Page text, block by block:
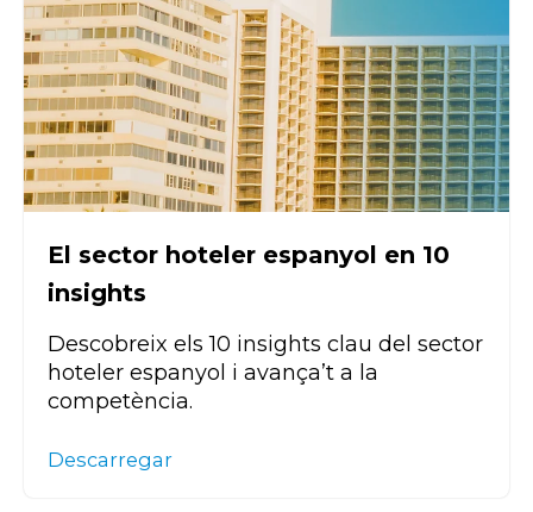
El sector hoteler espanyol en 10
insights
Descobreix els 10 insights clau del sector
hoteler espanyol i avança’t a la
competència.
Descarregar